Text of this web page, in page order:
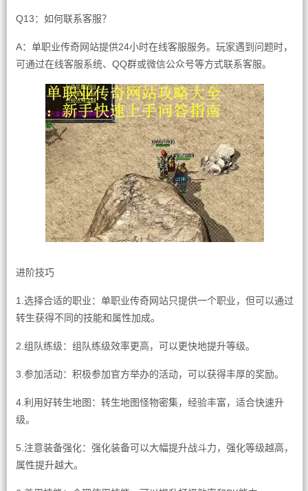
Q13：如何联系客服？
A：单职业传奇网站提供24小时在线客服服务。玩家遇到问题时，
可通过在线客服系统、QQ群或微信公众号等方式联系客服。
进阶技巧
1.选择合适的职业：单职业传奇网站只提供一个职业，但可以通过
转生获得不同的技能和属性加成。
2.组队练级：组队练级效率更高，可以更快地提升等级。
3.参加活动：积极参加官方举办的活动，可以获得丰厚的奖励。
4.利用好转生地图：转生地图怪物密集，经验丰富，适合快速升
级。
5.注意装备强化：强化装备可以大幅提升战斗力，强化等级越高，
属性提升越大。